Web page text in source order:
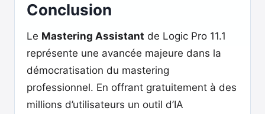
Conclusion
Le Mastering Assistant de Logic Pro 11.1
représente une avancée majeure dans la
démocratisation du mastering
professionnel. En offrant gratuitement à des
millions d’utilisateurs un outil d’IA